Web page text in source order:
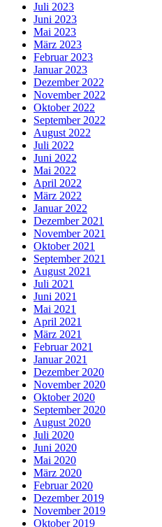
Juli 2023
Juni 2023
Mai 2023
März 2023
Februar 2023
Januar 2023
Dezember 2022
November 2022
Oktober 2022
September 2022
August 2022
Juli 2022
Juni 2022
Mai 2022
April 2022
März 2022
Januar 2022
Dezember 2021
November 2021
Oktober 2021
September 2021
August 2021
Juli 2021
Juni 2021
Mai 2021
April 2021
März 2021
Februar 2021
Januar 2021
Dezember 2020
November 2020
Oktober 2020
September 2020
August 2020
Juli 2020
Juni 2020
Mai 2020
März 2020
Februar 2020
Dezember 2019
November 2019
Oktober 2019